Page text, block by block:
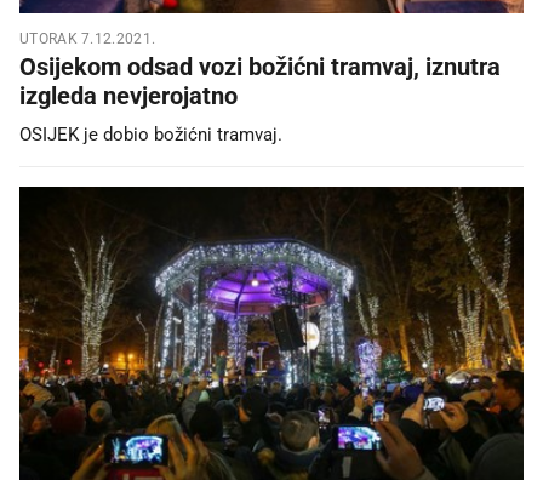
UTORAK 7.12.2021.
Osijekom odsad vozi božićni tramvaj, iznutra
izgleda nevjerojatno
OSIJEK je dobio božićni tramvaj.